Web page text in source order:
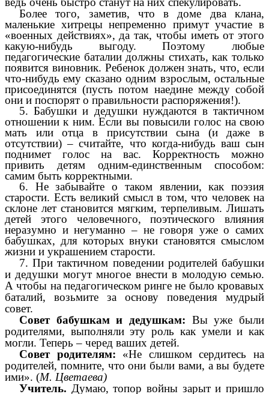
Более того, заметив, что в доме два клана,
маленькие хитрецы непременно примут участие в
«военных действиях», да так, чтобы иметь от этого
какую-нибудь выгоду. Поэтому любые
педагогические баталии должны стихать, как только
появится виновник. Ребенок должен знать, что, если
что-нибудь ему сказано одним взрослым, остальные
присоединятся (пусть потом наедине между собой
они и поспорят о правильности распоряжения!).
5. Бабушки и дедушки нуждаются в тактичном
отношении к ним. Если вы повысили голос на свою
мать или отца в присутствии сына (и даже в
отсутствии) – считайте, что когда-нибудь ваш сын
поднимет голос на вас. Корректность можно
привить детям одним-единственным способом:
самим быть корректными.
6. Не забывайте о таком явлении, как поэзия
старости. Есть великий смысл в том, что человек на
склоне лет становится мягким, терпеливым. Лишать
детей этого человечного, поэтического влияния
неразумно и негуманно – не говоря уже о самих
бабушках, для которых внуки становятся смыслом
жизни и украшением старости.
7. При тактичном поведении родителей бабушки
и дедушки могут многое внести в молодую семью.
А чтобы на педагогическом ринге не было кровавых
баталий, возьмите за основу поведения мудрый
совет.
Совет бабушкам и дедушкам: Вы уже были
родителями, выполняли эту роль как умели и как
могли. Теперь – черед ваших детей.
Совет родителям: «Не слишком сердитесь на
родителей, помните, что они были вами, а вы будете
ими». (М. Цветаева)
Учитель. Думаю, топор войны зарыт и пришло